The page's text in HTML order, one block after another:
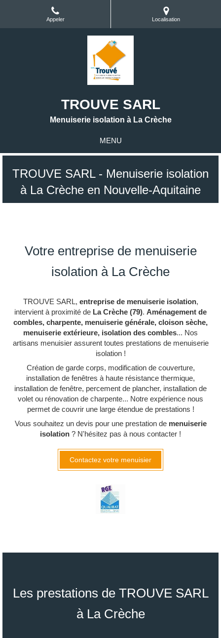
Appeler Localisation
TROUVE SARL
Menuiserie isolation à La Crèche
MENU
TROUVE SARL - Menuiserie isolation
à La Crèche en Nouvelle-Aquitaine
Votre entreprise de menuiserie
isolation à La Crèche
TROUVE SARL, entreprise de menuiserie isolation,
intervient à proximité de La Crèche (79). Aménagement de
combles, charpente, menuiserie générale, cloison sèche,
menuiserie extérieure, isolation des combles... Nos
artisans menuisier assurent toutes prestations de menuiserie
isolation !
Création de garde corps, modification de couverture,
installation de fenêtres à haute résistance thermique,
installation de fenêtre, percement de plancher, installation de
volet ou rénovation de charpente... Notre expérience nous
permet de couvrir une large étendue de prestations !
Vous souhaitez un devis pour une prestation de menuiserie
isolation ? N'hésitez pas à nous contacter !
Contactez votre menuisier
Les prestations de TROUVE SARL
à La Crèche